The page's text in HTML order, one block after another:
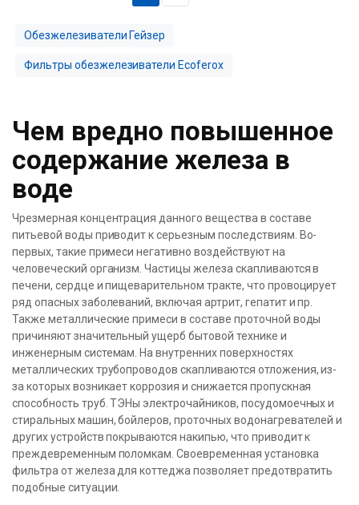
Обезжелезиватели Гейзер
Фильтры обезжелезиватели Ecoferox
Чем вредно повышенное
содержание железа в
воде
Чрезмерная концентрация данного вещества в составе
питьевой воды приводит к серьезным последствиям. Во-
первых, такие примеси негативно воздействуют на
человеческий организм. Частицы железа скапливаются в
печени, сердце и пищеварительном тракте, что провоцирует
ряд опасных заболеваний, включая артрит, гепатит и пр.
Также металлические примеси в составе проточной воды
причиняют значительный ущерб бытовой технике и
инженерным системам. На внутренних поверхностях
металлических трубопроводов скапливаются отложения, из-
за которых возникает коррозия и снижается пропускная
способность труб. ТЭНы электрочайников, посудомоечных и
стиральных машин, бойлеров, проточных водонагревателей и
других устройств покрываются накипью, что приводит к
преждевременным поломкам. Своевременная установка
фильтра от железа для коттеджа позволяет предотвратить
подобные ситуации.